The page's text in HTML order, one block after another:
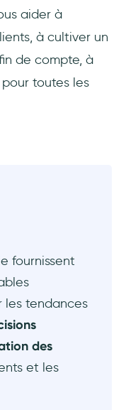
clients
les données
domaines
les prochaines
aider à
à cultiver un
de compte, à
toutes les
fournissent
les tendances
des
et les